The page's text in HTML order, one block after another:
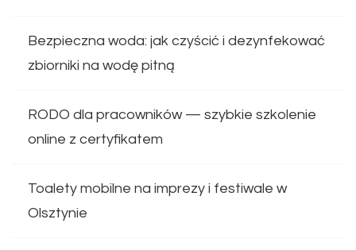
Bezpieczna woda: jak czyścić i dezynfekować
zbiorniki na wodę pitną
RODO dla pracowników — szybkie szkolenie
online z certyfikatem
Toalety mobilne na imprezy i festiwale w
Olsztynie